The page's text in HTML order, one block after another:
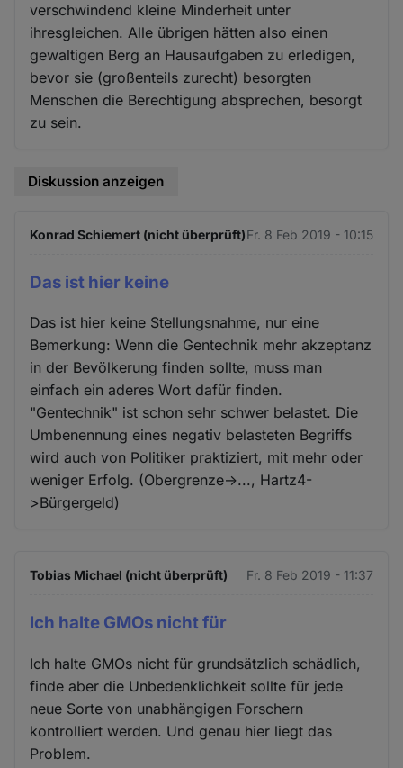
verschwindend kleine Minderheit unter
ihresgleichen. Alle übrigen hätten also einen
gewaltigen Berg an Hausaufgaben zu erledigen,
bevor sie (großenteils zurecht) besorgten
Menschen die Berechtigung absprechen, besorgt
zu sein.
Diskussion anzeigen
Konrad Schiemert (nicht überprüft)Fr. 8 Feb 2019 - 10:15
Das ist hier keine
Das ist hier keine Stellungsnahme, nur eine
Bemerkung: Wenn die Gentechnik mehr akzeptanz
in der Bevölkerung finden sollte, muss man
einfach ein aderes Wort dafür finden.
"Gentechnik" ist schon sehr schwer belastet. Die
Umbenennung eines negativ belasteten Begriffs
wird auch von Politiker praktiziert, mit mehr oder
weniger Erfolg. (Obergrenze->..., Hartz4-
>Bürgergeld)
Tobias Michael (nicht überprüft) Fr. 8 Feb 2019 - 11:37
Ich halte GMOs nicht für
Ich halte GMOs nicht für grundsätzlich schädlich,
finde aber die Unbedenklichkeit sollte für jede
neue Sorte von unabhängigen Forschern
kontrolliert werden. Und genau hier liegt das
Problem.